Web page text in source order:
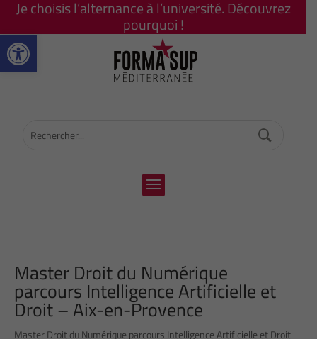
Ouvrir la barre d’outils
Je choisis l’alternance à l’université. Découvrez
pourquoi !
Master Droit du Numérique
parcours Intelligence Artificielle et
Droit – Aix-en-Provence
Master Droit du Numérique parcours Intelligence Artificielle et Droit